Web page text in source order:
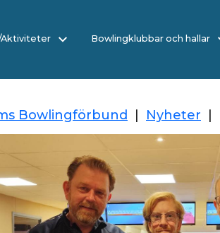
Aktiviteter Bowlingklubbar och hallar
Bowlingförbund Nyheter